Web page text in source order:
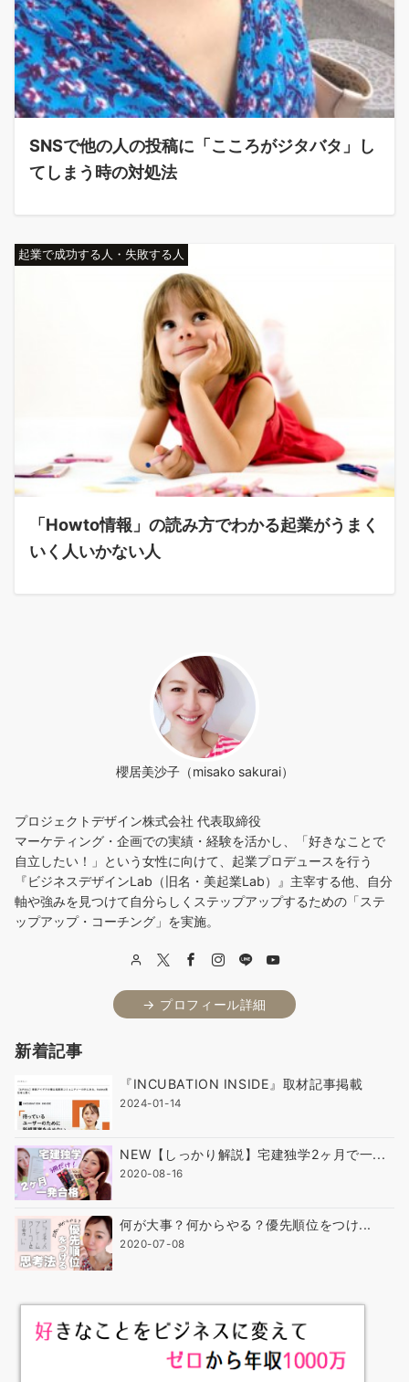
SNSで他の人の投稿に「こころがジタバタ」し
てしまう時の対処法
起業で成功する人・失敗する人
「Howto情報」の読み方でわかる起業がうまく
いく人いかない人
櫻居美沙子（misako sakurai）
プロジェクトデザイン株式会社 代表取締役
マーケティング・企画での実績・経験を活かし、「好きなことで
自立したい！」という女性に向けて、起業プロデュースを行う
『ビジネスデザインLab（旧名・美起業Lab）』主宰する他、自分
軸や強みを見つけて自分らしくステップアップするための「ステ
ップアップ・コーチング」を実施。
→ プロフィール詳細
新着記事
『INCUBATION INSIDE』取材記事掲載
2024-01-14
NEW【しっかり解説】宅建独学2ヶ月で一...
2020-08-16
何が大事？何からやる？優先順位をつけ...
2020-07-08